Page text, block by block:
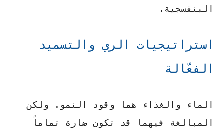
البنفسجية.
استراتيجيات الري والتسميد
الفعّالة
الماء والغذاء هما وقود النمو. ولكن
المبالغة فيهما قد تكون ضارة تماماً